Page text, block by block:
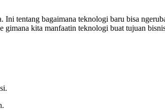
tentang bagaimana teknologi baru bisa
kita manfaatin teknologi buat tujuan